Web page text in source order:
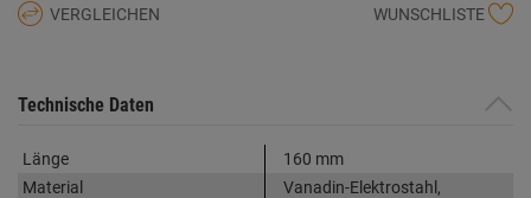
VERGLEICHEN WUNSCHLISTE
Technische Daten
Länge
160 mm
Material
Vanadin-Elektrostahl,